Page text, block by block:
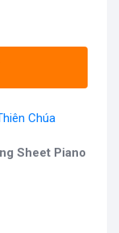
Chúa
Sheet Piano